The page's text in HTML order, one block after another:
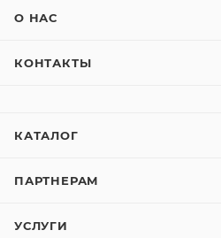
О НАС
КОНТАКТЫ
КАТАЛОГ
ПАРТНЕРАМ
УСЛУГИ